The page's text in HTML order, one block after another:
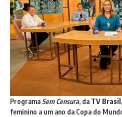
Programa Sem Censura, da TV Brasil
feminino a um ano da Copa do